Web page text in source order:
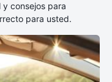
consejos para
para usted.